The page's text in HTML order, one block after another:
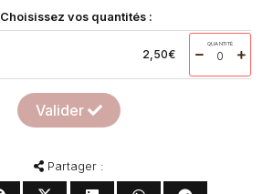
Choisissez vos quantités :
2,50€
QUANTITÉ
Valider
Partager :